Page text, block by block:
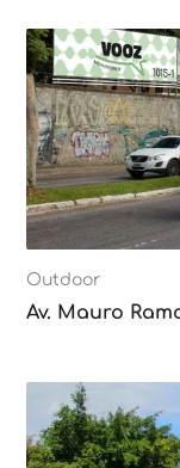
Outdoor
Av. Mauro